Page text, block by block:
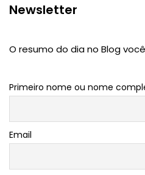
Newsletter
O resumo do dia no Blog
Primeiro nome ou nome
Email